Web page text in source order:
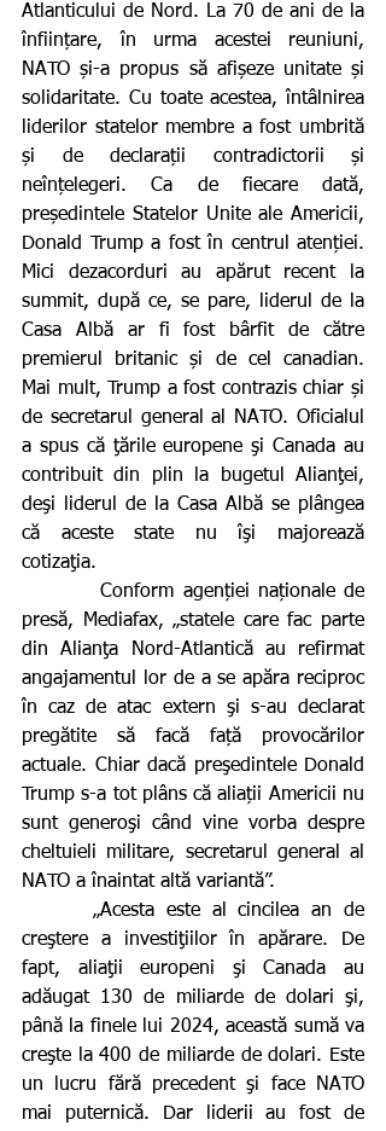
Atlanticului de Nord. La 70 de ani de la
înființare, în urma acestei reuniuni,
NATO și-a propus să afișeze unitate și
solidaritate. Cu toate acestea, întâlnirea
liderilor statelor membre a fost umbrită
și de declarații contradictorii și
neînțelegeri. Ca de fiecare dată,
președintele Statelor Unite ale Americii,
Donald Trump a fost în centrul atenției.
Mici dezacorduri au apărut recent la
summit, după ce, se pare, liderul de la
Casa Albă ar fi fost bârfit de către
premierul britanic și de cel canadian.
Mai mult, Trump a fost contrazis chiar și
de secretarul general al NATO. Oficialul
a spus că ţările europene şi Canada au
contribuit din plin la bugetul Alianţei,
deşi liderul de la Casa Albă se plângea
că aceste state nu îşi majorează
cotizaţia.
         Conform agenției naționale de
presă, Mediafax, „statele care fac parte
din Alianţa Nord-Atlantică au refirmat
angajamentul lor de a se apăra reciproc
în caz de atac extern şi s-au declarat
pregătite să facă față provocărilor
actuale. Chiar dacă preşedintele Donald
Trump s-a tot plâns că aliații Americii nu
sunt generoşi când vine vorba despre
cheltuieli militare, secretarul general al
NATO a înaintat altă variantă”.
creştere a investiţiilor în apărare. De
fapt, aliaţii europeni şi Canada au
adăugat 130 de miliarde de dolari şi,
până la finele lui 2024, această sumă va
creşte la 400 de miliarde de dolari. Este
un lucru fără precedent şi face NATO
mai puternică. Dar liderii au fost de